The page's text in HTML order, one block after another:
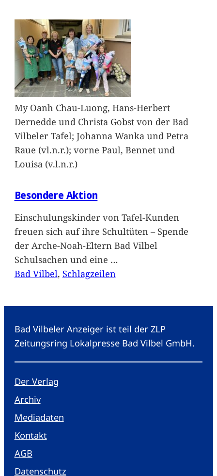
My Oanh Chau-Luong, Hans-Herbert
Dernedde und Christa Gobst von der Bad
Vilbeler Tafel; Johanna Wanka und Petra
Raue (vl.n.r.); vorne Paul, Bennet und
Louisa (v.l.n.r.)
Besondere Aktion
Einschulungskinder von Tafel-Kunden
freuen sich auf ihre Schultüten – Spende
der Arche-Noah-Eltern Bad Vilbel
Schulsachen und eine …
Bad Vilbel, Schlagzeilen
Bad Vilbeler Anzeiger ist teil der ZLP
Zeitungsring Lokalpresse Bad Vilbel GmbH.
Der Verlag
Archiv
Mediadaten
Kontakt
AGB
Datenschutz